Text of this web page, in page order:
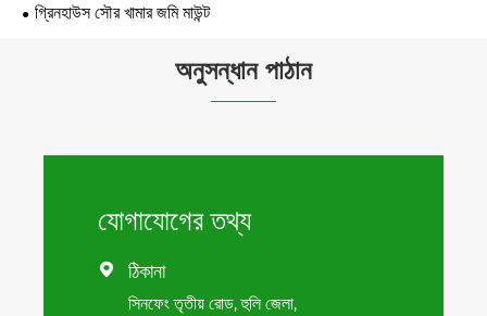
গ্রিনহাউস সৌর খামার জমি মাউন্ট
অনুসন্ধান পাঠান
যোগাযোগের তথ্য
 ঠিকানা
সিনফেং তৃতীয় রোড, হুলি জেলা,